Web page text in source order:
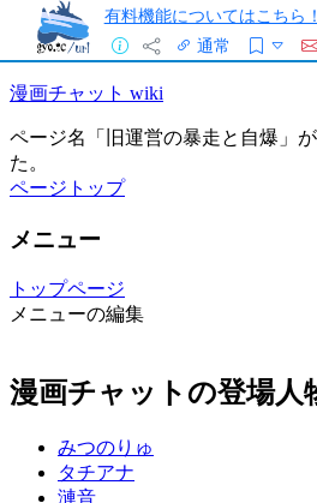
有料機能についてはこちら！
通常